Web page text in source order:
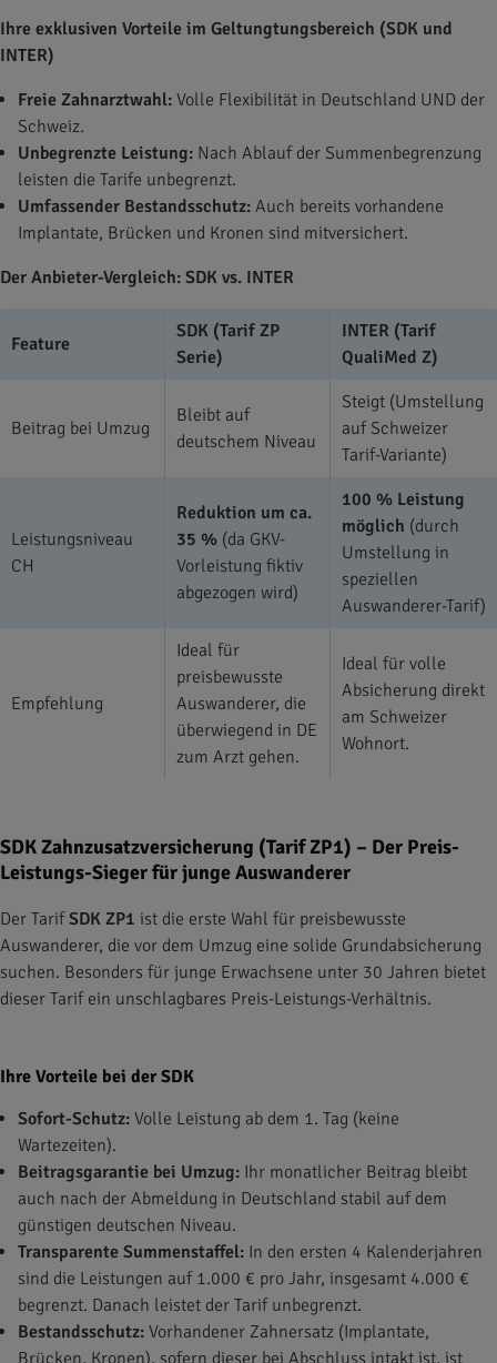
Ihre exklusiven Vorteile im Geltungtungsbereich (SDK und
INTER)
Freie Zahnarztwahl: Volle Flexibilität in Deutschland UND der
Schweiz.
Unbegrenzte Leistung: Nach Ablauf der Summenbegrenzung
leisten die Tarife unbegrenzt.
Umfassender Bestandsschutz: Auch bereits vorhandene
Implantate, Brücken und Kronen sind mitversichert.
Der Anbieter-Vergleich: SDK vs. INTER
Feature
SDK (Tarif ZP
Serie)
INTER (Tarif
QualiMed Z)
Beitrag bei Umzug
Bleibt auf
deutschem Niveau
Steigt (Umstellung
auf Schweizer
Tarif-Variante)
Leistungsniveau
CH
Reduktion um ca.
35 % (da GKV-
Vorleistung fiktiv
abgezogen wird)
100 % Leistung
möglich (durch
Umstellung in
speziellen
Auswanderer-Tarif)
Empfehlung
Ideal für
preisbewusste
Auswanderer, die
überwiegend in DE
zum Arzt gehen.
Ideal für volle
Absicherung direkt
am Schweizer
Wohnort.
SDK Zahnzusatzversicherung (Tarif ZP1) – Der Preis-
Leistungs-Sieger für junge Auswanderer
Der TarifSDK ZP1 ist die erste Wahl für preisbewusste
Auswanderer, die vor dem Umzug eine solide Grundabsicherung
suchen. Besonders für junge Erwachsene unter 30 Jahren bietet
dieser Tarif ein unschlagbares Preis-Leistungs-Verhältnis.
Ihre Vorteile bei der SDK
Sofort-Schutz: Volle Leistung ab dem 1. Tag (keine
Wartezeiten).
Beitragsgarantie bei Umzug: Ihr monatlicher Beitrag bleibt
auch nach der Abmeldung in Deutschland stabil auf dem
günstigen deutschen Niveau.
Transparente Summenstaffel: In den ersten 4 Kalenderjahren
sind die Leistungen auf 1.000 € pro Jahr, insgesamt 4.000 €
begrenzt. Danach leistet der Tarif unbegrenzt.
Bestandsschutz: Vorhandener Zahnersatz (Implantate,
Brücken, Kronen), sofern dieser bei Abschluss intakt ist, ist